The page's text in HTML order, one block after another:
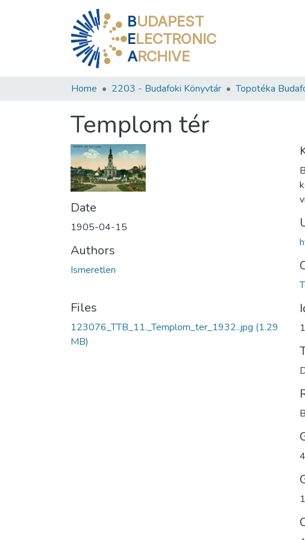
BUDAPEST
ELECTRONIC
ARCHIVE
Home 2203 - Budafoki Könyvtár Topotéka
Templom tér
Date
1905-04-15
Authors
Ismeretlen
Files
123076_TTB_11._Templom_ter_1932..jpg (1.29
MB)